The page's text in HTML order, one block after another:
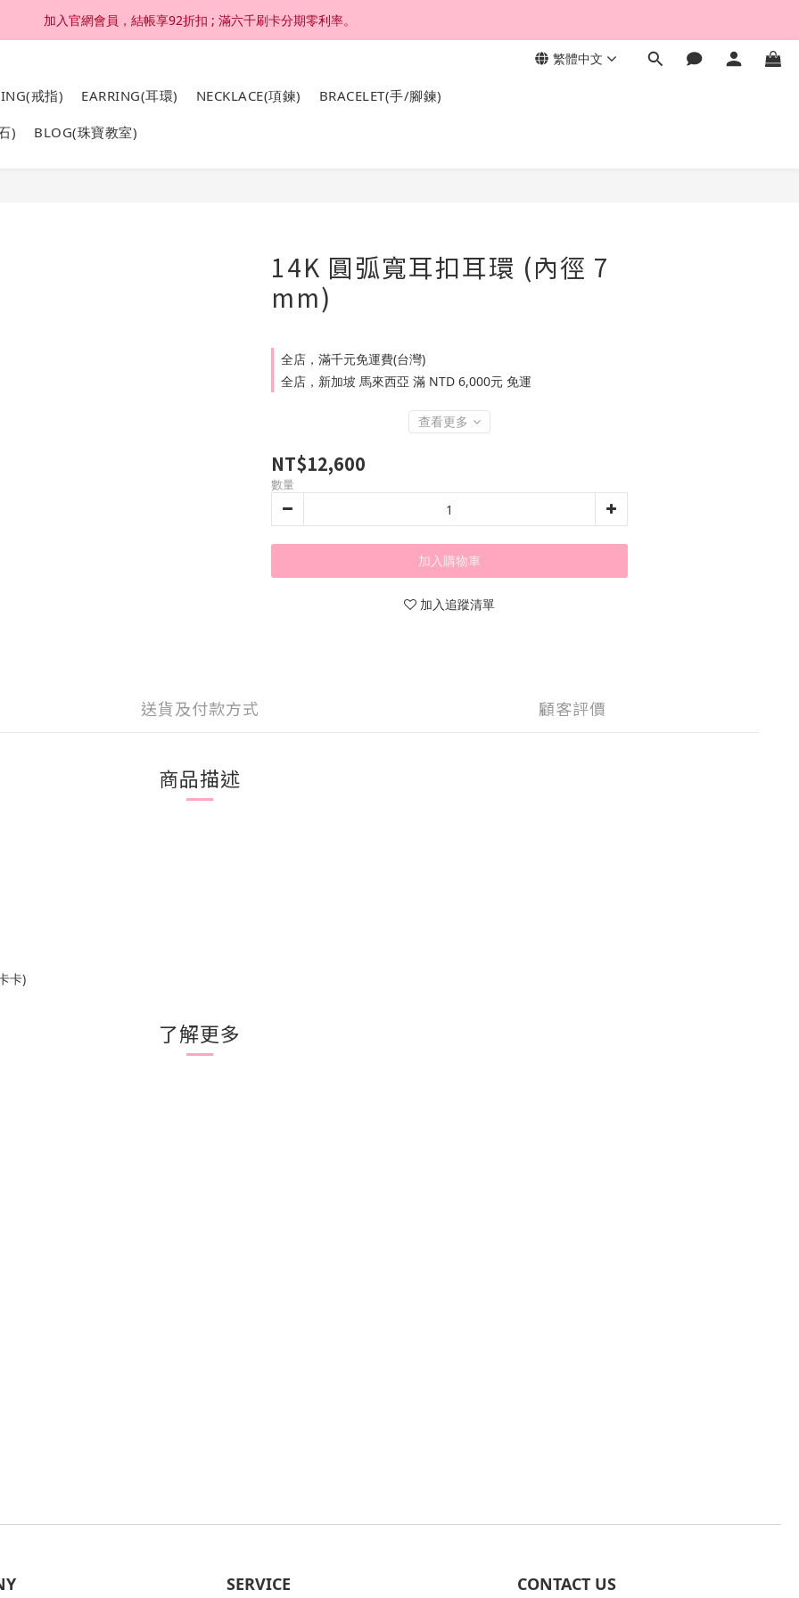
加入官網會員，結帳享92折扣 ; 滿六千刷卡分期零利率。
加入官網會員，結帳享92折扣 ; 滿六千刷卡分期零利率。
加入官網會員，結帳享92折扣 ; 滿六千刷卡分期零利率。
繁體中文
戒指) EARRING(耳環) NECKLACE(項鍊) BRACELET(手/腳鍊)
) BLOG(珠寶教室)
14K 圓弧寬耳扣耳環 (內徑 7
mm)
全店，滿千元免運費(台灣)
全店，新加坡 馬來西亞 滿 NTD 6,000元 免運
查看更多
NT$12,600
數量
加入購物車
加入追蹤清單
送貨及付款方式 顧客評價
商品描述
卡)
了解更多
SERVICE CONTACT US